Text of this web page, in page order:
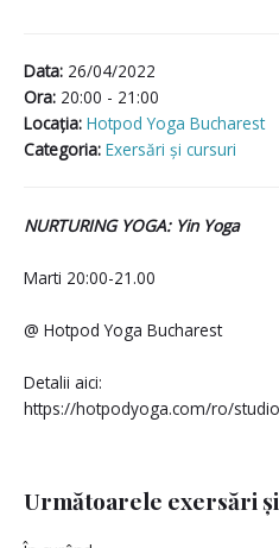
Data: 26/04/2022
Ora: 20:00 - 21:00
Locaţia: Hotpod Yoga Bucharest
Categoria: Exersări și cursuri
NURTURING YOGA: Yin Yoga
Marti 20:00-21.00
@ Hotpod Yoga Bucharest
Detalii aici:
https://hotpodyoga.com/ro/
Următoarele exersări